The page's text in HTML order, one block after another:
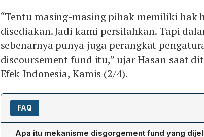
“Tentu masing-masing pihak memiliki hak
disediakan. Jadi kami persilahkan. Tapi
sebenarnya punya juga perangkat
discoursement fund itu,” ujar Hasan saat
Efek Indonesia, Kamis (2/4).
FAQ
Apa itu mekanisme disgorgement fund yang